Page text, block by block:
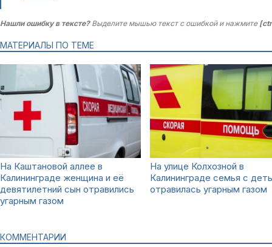
Нашли ошибку в тексте?Выделите мышью текст с ошибкой и нажмите
МАТЕРИАЛЫ ПО ТЕМЕ
На Каштановой аллее в
Калининграде женщина и её
девятилетний сын отравились
угарным газом
На улице Колхозной в
Калининграде семья с
отравилась угарным газом
КОММЕНТАРИИ